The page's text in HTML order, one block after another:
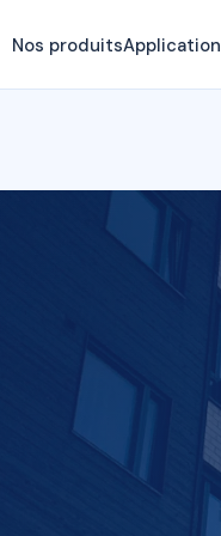
Nos produitsApplication